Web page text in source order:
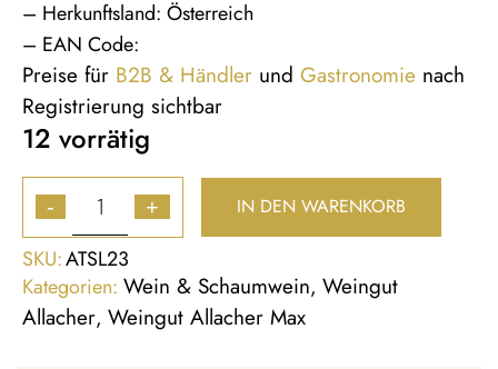
– Herkunftsland: Österreich
– EAN Code:
Preise für B2B & Händler und Gastronomie nach
Registrierung sichtbar
12 vorrätig
- + IN DEN WARENKORB
SKU:ATSL23
Kategorien: Wein & Schaumwein, Weingut
Allacher, Weingut Allacher Max